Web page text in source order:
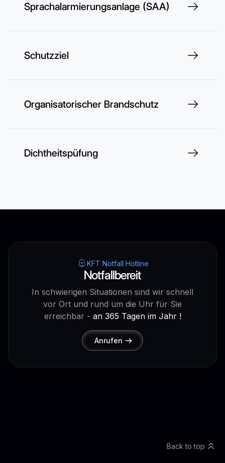
Sprachalarmierungsanlage (SAA)
Schutzziel
Organisatorischer Brandschutz
Dichtheitspüfung
KFT Notfall Hotline
Notfallbereit
In schwierigen Situationen sind wir schnell
vor Ort und rund um die Uhr für Sie
erreichbar - an 365 Tagen im Jahr !
Anrufen
Back to top